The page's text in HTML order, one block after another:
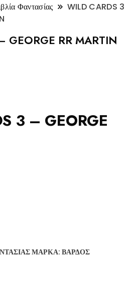
Φαντασίας
WILD CARDS 3
GEORGE RR MARTIN
3 – GEORGE
ΜΆΡΚΑ: ΒΆΡΔΟΣ